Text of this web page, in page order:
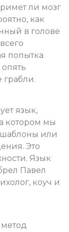
ли мозг
как
в голове
попытка
грабли.
язык,
котором мы
или
Это
Язык
Павел
коуч и